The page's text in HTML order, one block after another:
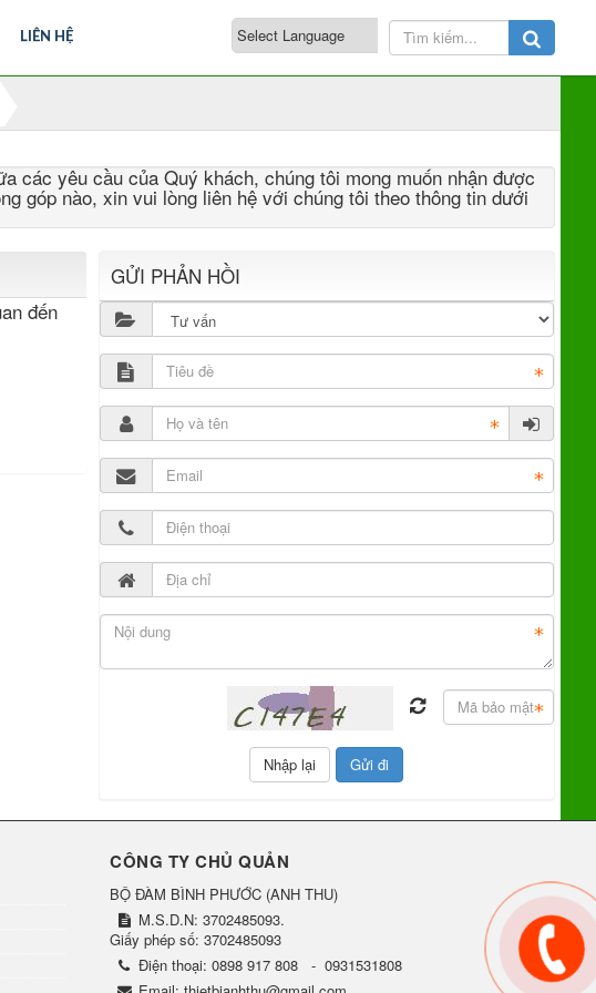
LIÊN HỆ
các yêu cầu của Quý khách, chúng tôi mong muốn nhận được
góp nào, xin vui lòng liên hệ với chúng tôi theo thông tin dưới
đến
GỬI PHẢN HỒI
CÔNG TY CHỦ QUẢN
BỘ ĐÀM BÌNH PHƯỚC (ANH THU)
M.S.D.N: 3702485093.
Giấy phép số: 3702485093
Điện thoại:0898 917 808 - 0931531808